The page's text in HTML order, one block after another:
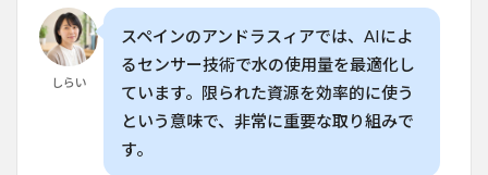
すれ
ばい
いで
しらい
スペインのアンドラスィアでは、AIによ
るセンサー技術で水の使用量を最適化し
ています。限られた資源を効率的に使う
という意味で、非常に重要な取り組みで
す。